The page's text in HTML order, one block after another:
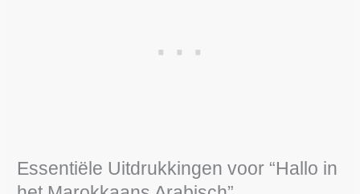
Essentiële Uitdrukkingen voor “Hallo in